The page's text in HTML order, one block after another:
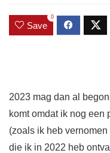
Save
0
2023 mag dan al
komt omdat ik nog een
(zoals ik heb
die ik in 2022 heb